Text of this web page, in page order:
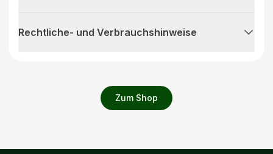
Zum Shop
Rechtliche- und Verbrauchshinweise